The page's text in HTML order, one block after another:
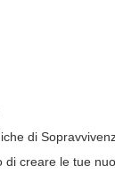
di
di creare le tue